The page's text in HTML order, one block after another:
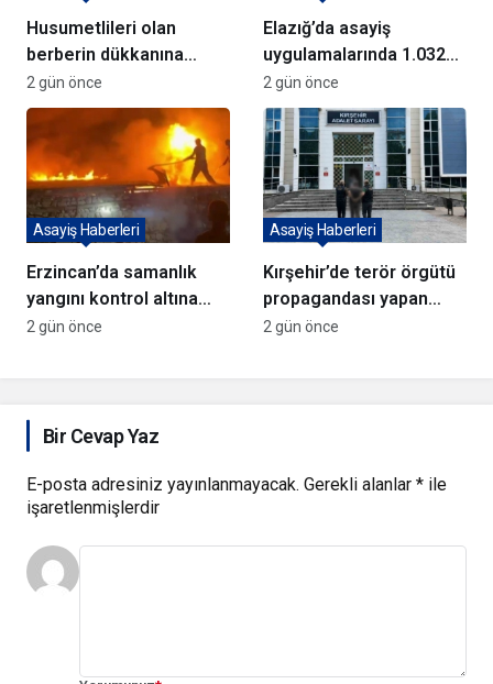
Husumetlileri olan
berberin dükkanına
kurşun yağdırıp kaçtılar
2 gün önce
Elazığ’da asayiş
uygulamalarında 1.032
kişi yakalandı
2 gün önce
Erzincan’da samanlık
yangını kontrol altına
alındı
Asayiş Haberleri
2 gün önce
Kırşehir’de terör örgütü
propagandası yapan
şüpheli yakalandı
Asayiş Haberleri
2 gün önce
Bir Cevap Yaz
E-posta adresiniz yayınlanmayacak. Gerekli alanlar * ile
işaretlenmişlerdir